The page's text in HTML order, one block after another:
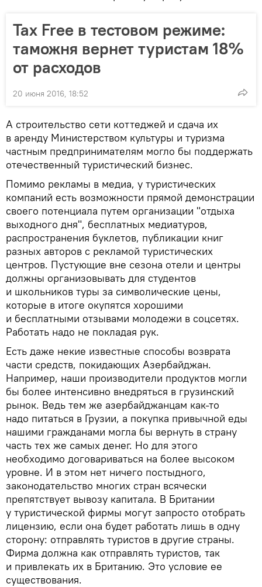
Tax Free в тестовом режиме:
таможня вернет туристам 18%
от расходов
20 июня 2016, 18:52
А строительство сети коттеджей и сдача их
в аренду Министерством культуры и туризма
частным предпринимателям могло бы поддержать
отечественный туристический бизнес.
Помимо рекламы в медиа, у туристических
компаний есть возможности прямой демонстрации
своего потенциала путем организации "отдыха
выходного дня", бесплатных медиатуров,
распространения буклетов, публикации книг
разных авторов с рекламой туристических
центров. Пустующие вне сезона отели и центры
должны организовывать для студентов
и школьников туры за символические цены,
которые в итоге окупятся хорошими
и бесплатными отзывами молодежи в соцсетях.
Работать надо не покладая рук.
Есть даже некие известные способы возврата
части средств, покидающих Азербайджан.
Например, наши производители продуктов могли
бы более интенсивно внедряться в грузинский
рынок. Ведь тем же азербайджанцам как-то
надо питаться в Грузии, а покупка привычной еды
нашими гражданами могла бы вернуть в страну
часть тех же самых денег. Но для этого
необходимо договариваться на более высоком
уровне. И в этом нет ничего постыдного,
законодательство многих стран всячески
препятствует вывозу капитала. В Британии
у туристической фирмы могут запросто отобрать
лицензию, если она будет работать лишь в одну
сторону: отправлять туристов в другие страны.
Фирма должна как отправлять туристов, так
и привлекать их в Британию. Это условие ее
существования.